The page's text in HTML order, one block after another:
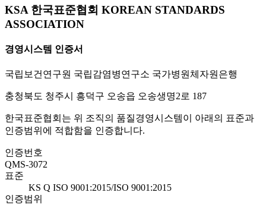
KSA 한국표준협회 KOREAN STANDARDS
ASSOCIATION
경영시스템 인증서
국립보건연구원 국립감염병연구소 국가병원체자원은행
충청북도 청주시 흥덕구 오송읍 오송생명2로 187
한국표준협회는 위 조직의 품질경영시스템이 아래의 표준과
인증범위에 적합함을 인증합니다.
인증번호
QMS-3072
표준
KS Q ISO 9001:2015/ISO 9001:2015
인증범위